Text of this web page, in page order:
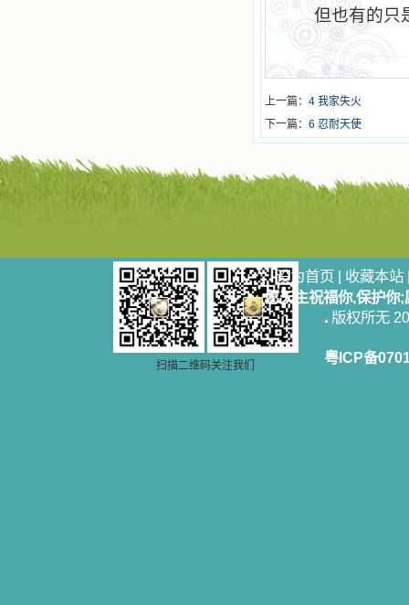
但也有的只是
上一篇： 4 我家失火
下一篇： 6 忍耐天使
扫描二维码关注我们
设为首页 | 收藏本站
愿天主祝福你,保护你
版权所无
粤ICP备